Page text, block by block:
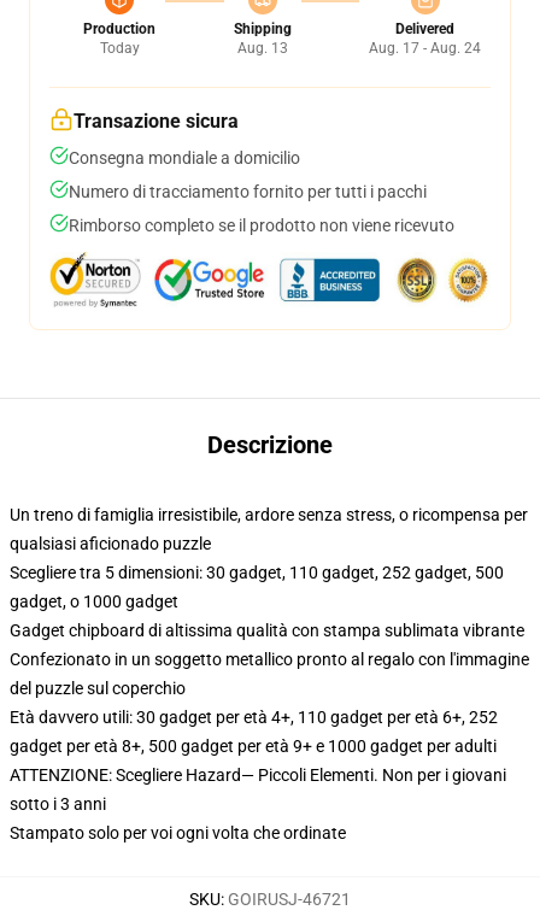
Production
Today
Shipping
Aug. 13
Delivered
Aug. 17 - Aug. 24
Transazione sicura
Consegna mondiale a domicilio
Numero di tracciamento fornito per tutti i pacchi
Rimborso completo se il prodotto non viene ricevuto
Descrizione
Un treno di famiglia irresistibile, ardore senza stress, o ricompensa per
qualsiasi aficionado puzzle
Scegliere tra 5 dimensioni: 30 gadget, 110 gadget, 252 gadget, 500
gadget, o 1000 gadget
Gadget chipboard di altissima qualità con stampa sublimata vibrante
Confezionato in un soggetto metallico pronto al regalo con l'immagine
del puzzle sul coperchio
Età davvero utili: 30 gadget per età 4+, 110 gadget per età 6+, 252
gadget per età 8+, 500 gadget per età 9+ e 1000 gadget per adulti
ATTENZIONE: Scegliere Hazard— Piccoli Elementi. Non per i giovani
sotto i 3 anni
Stampato solo per voi ogni volta che ordinate
SKU: GOIRUSJ-46721